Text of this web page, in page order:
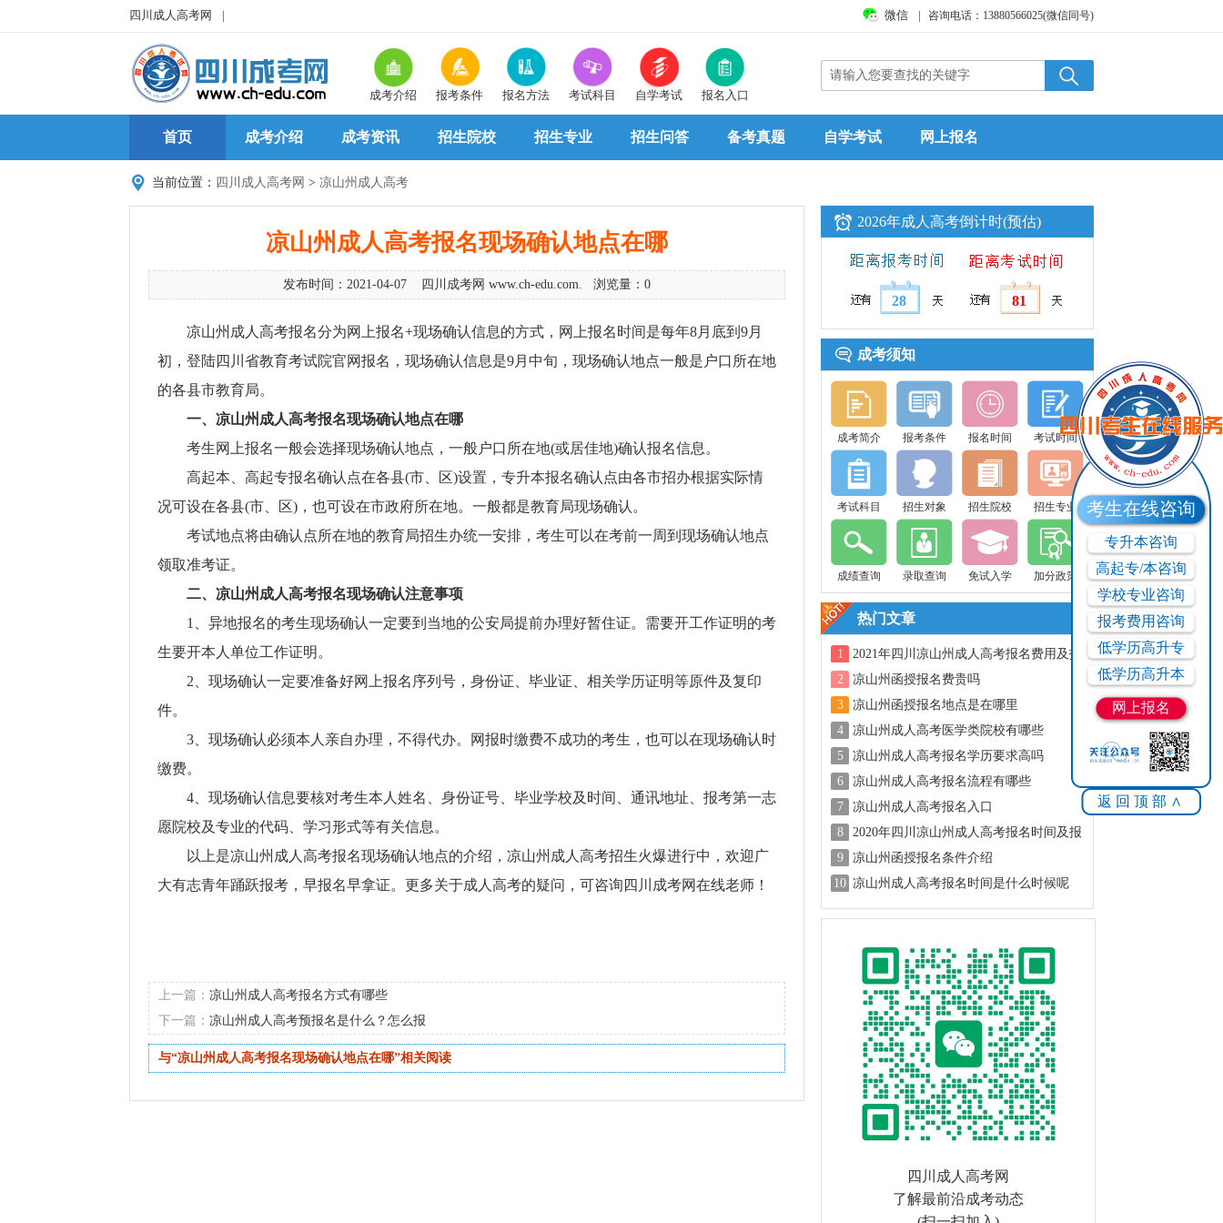
考生在线咨询
专升本咨询
高起专/本咨询
学校专业咨询
报考费用咨询
低学历高升专
低学历高升本
网上报名
返回顶部∧
四川成人高考网 | 微信 | 咨询电话：13880566025(微信同号)
成考介绍 报考条件 报名方法 考试科目 自学考试 报名入口
首页 成考介绍 成考资讯 招生院校 招生专业 招生问答 备考真题 自学考试 网上报名
当前位置： 四川成人高考网 > 凉山州成人高考
凉山州成人高考报名现场确认地点在哪
发布时间：2021-04-07 四川成考网 www.ch-edu.com. 浏览量：0
凉山州成人高考报名分为网上报名+现场确认信息的方式，网上报名时间是每年8月底到9月
初，登陆四川省教育考试院官网报名，现场确认信息是9月中旬，现场确认地点一般是户口所在地
的各县市教育局。
一、凉山州成人高考报名现场确认地点在哪
考生网上报名一般会选择现场确认地点，一般户口所在地(或居佳地)确认报名信息。
高起本、高起专报名确认点在各县(市、区)设置，专升本报名确认点由各市招办根据实际情
况可设在各县(市、区)，也可设在市政府所在地。一般都是教育局现场确认。
考试地点将由确认点所在地的教育局招生办统一安排，考生可以在考前一周到现场确认地点
领取准考证。
二、凉山州成人高考报名现场确认注意事项
1、异地报名的考生现场确认一定要到当地的公安局提前办理好暂住证。需要开工作证明的考
生要开本人单位工作证明。
2、现场确认一定要准备好网上报名序列号，身份证、毕业证、相关学历证明等原件及复印
件。
3、现场确认必须本人亲自办理，不得代办。网报时缴费不成功的考生，也可以在现场确认时
缴费。
4、现场确认信息要核对考生本人姓名、身份证号、毕业学校及时间、通讯地址、报考第一志
愿院校及专业的代码、学习形式等有关信息。
以上是凉山州成人高考报名现场确认地点的介绍，凉山州成人高考招生火爆进行中，欢迎广
大有志青年踊跃报考，早报名早拿证。更多关于成人高考的疑问，可咨询四川成考网在线老师！
上一篇： 凉山州成人高考报名方式有哪些
下一篇： 凉山州成人高考预报名是什么？怎么报
与“凉山州成人高考报名现场确认地点在哪”相关阅读
2026年成人高考倒计时(预估)
28 81
成考须知
成考简介 报考条件 报名时间 考试时间
考试科目 招生对象 招生院校 招生专业
成绩查询 录取查询 免试入学 加分政策
热门文章
1 2021年四川凉山州成人高考报名费用及报
名方式
2
凉山州函授报名费贵吗
3
凉山州函授报名地点是在哪里
4
凉山州成人高考医学类院校有哪些
5
凉山州成人高考报名学历要求高吗
6
凉山州成人高考报名流程有哪些
7
凉山州成人高考报名入口
8
2020年四川凉山州成人高考报名时间及报
名方式
9
凉山州函授报名条件介绍
10 凉山州成人高考报名时间是什么时候呢
四川成人高考网
了解最前沿成考动态